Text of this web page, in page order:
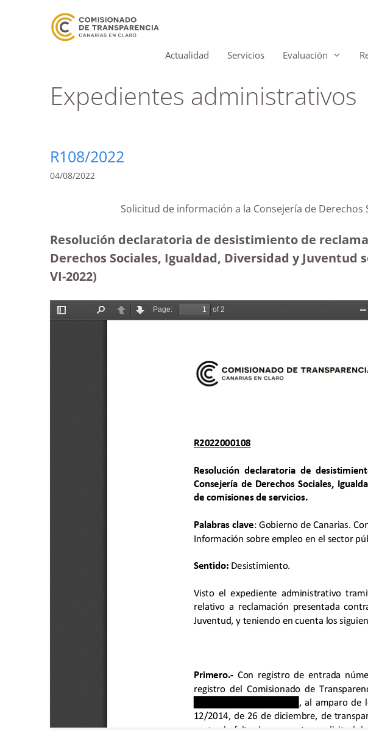
Actualidad Servicios Evaluación
Expedientes administrativos
R108/2022
04/08/2022
Solicitud de información a la Consejería de
Resolución declaratoria de desistimiento de
Derechos Sociales, Igualdad, Diversidad y
VI-2022)